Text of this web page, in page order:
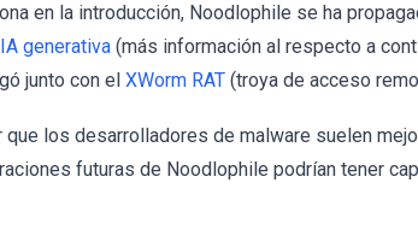
en la introducción, Noodlophile se ha
IA generativa (más información al respecto a
junto con el XWorm RAT (troya de acceso
que los desarrolladores de malware suelen
futuras de Noodlophile podrían tener